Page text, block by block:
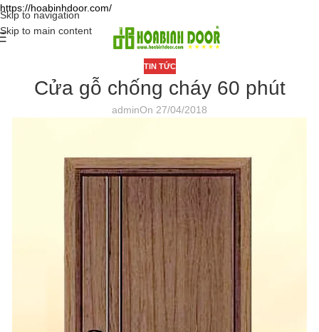
https://hoabinhdoor.com/
Skip to navigation
Skip to main content
TIN TỨC
Cửa gỗ chống cháy 60 phút
adminOn 27/04/2018